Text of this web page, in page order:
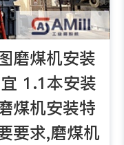
磨煤机安装
1.1本安装
煤机安装特
要求,磨煤机